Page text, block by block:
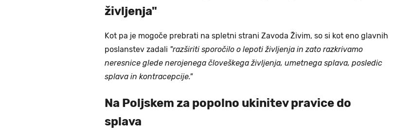
življenja"
Kot pa je mogoče prebrati na spletni strani Zavoda Živim, so si kot eno glavnih
poslanstev zadali "razširiti sporočilo o lepoti življenja in zato razkrivamo
neresnice glede nerojenega človeškega življenja, umetnega splava, posledic
splava in kontracepcije."
Na Poljskem za popolno ukinitev pravice do
splava